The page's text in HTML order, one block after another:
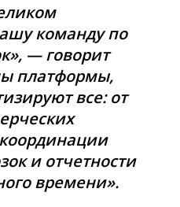
команду по
— говорит
платформы,
все: от
и отчетности
времени».